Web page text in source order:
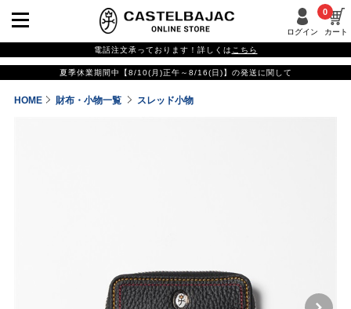
ログイン カート
0
電話注文承っております！詳しくは こちら
夏季休業期間中【8/10(月)正午～8/16(日)】の発送に関して
HOME 財布・小物一覧 スレッド小物